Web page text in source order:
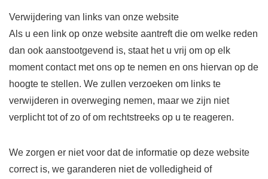
Verwijdering van links van onze website
Als u een link op onze website aantreft die om welke reden
dan ook aanstootgevend is, staat het u vrij om op elk
moment contact met ons op te nemen en ons hiervan op de
hoogte te stellen. We zullen verzoeken om links te
verwijderen in overweging nemen, maar we zijn niet
verplicht tot of zo of om rechtstreeks op u te reageren.
We zorgen er niet voor dat de informatie op deze website
correct is, we garanderen niet de volledigheid of